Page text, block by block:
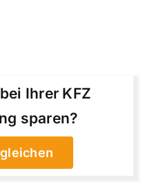
Ihrer KFZ
sparen?